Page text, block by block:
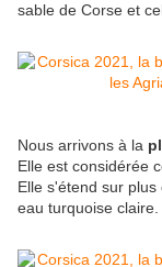
sable de Corse et
Nous arrivons à la
Elle est considérée
Elle s'étend sur
eau turquoise claire.